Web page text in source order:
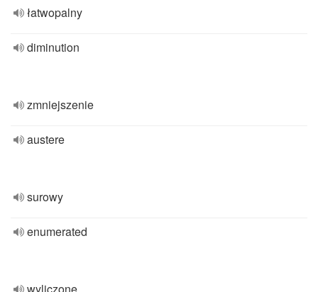
łatwopalny
diminution
zmniejszenie
austere
surowy
enumerated